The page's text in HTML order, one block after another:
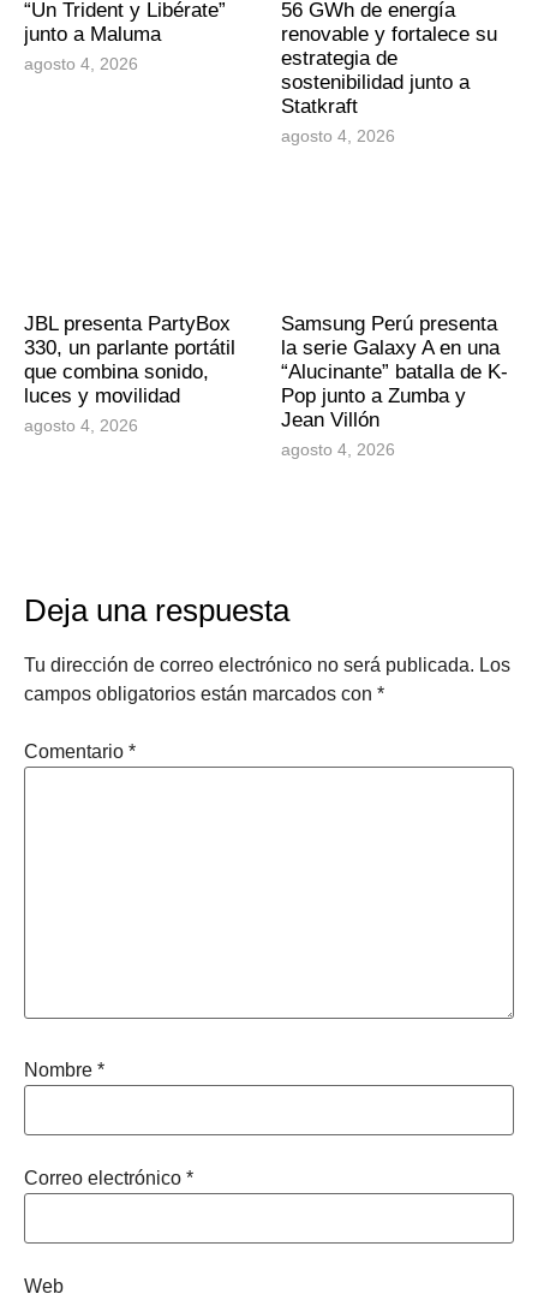
“Un Trident y Libérate”
junto a Maluma
agosto 4, 2026
56 GWh de energía
renovable y fortalece su
estrategia de
sostenibilidad junto a
Statkraft
agosto 4, 2026
JBL presenta PartyBox
330, un parlante portátil
que combina sonido,
luces y movilidad
agosto 4, 2026
Samsung Perú presenta
la serie Galaxy A en una
“Alucinante” batalla de K-
Pop junto a Zumba y
Jean Villón
agosto 4, 2026
Deja una respuesta
Tu dirección de correo electrónico no será publicada. Los
campos obligatorios están marcados con *
Comentario *
Nombre *
Correo electrónico *
Web